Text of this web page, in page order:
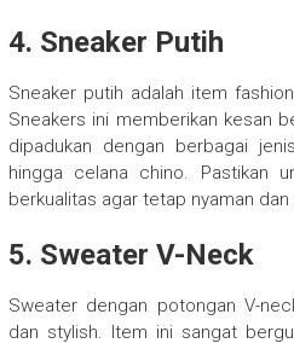
4. Sneaker Putih
Sneaker putih adalah item
Sneakers ini memberikan kesan
dipadukan dengan berbagai
hingga celana chino. Pastikan
berkualitas agar tetap nyaman dan
5. Sweater V-Neck
Sweater dengan potongan V-
dan stylish. Item ini sangat